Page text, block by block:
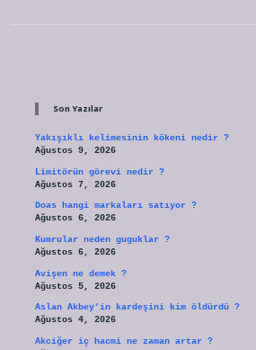
Son Yazılar
Yakışıklı kelimesinin kökeni nedir ?
Ağustos 9, 2026
Limitörün görevi nedir ?
Ağustos 7, 2026
Doas hangi markaları satıyor ?
Ağustos 6, 2026
Kumrular neden guguklar ?
Ağustos 6, 2026
Avişen ne demek ?
Ağustos 5, 2026
Aslan Akbey’in kardeşini kim öldürdü ?
Ağustos 4, 2026
Akciğer iç hacmi ne zaman artar ?